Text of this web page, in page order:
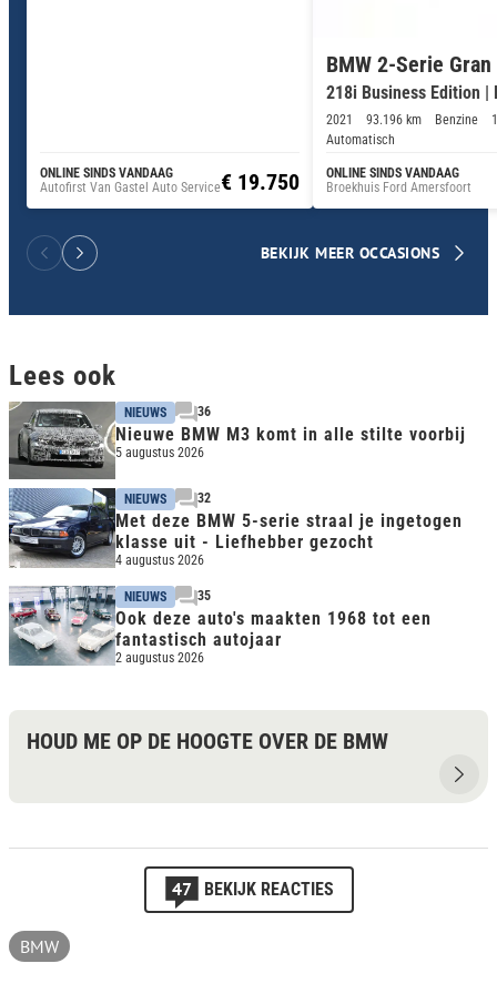
ONLINE SINDS VANDAAG
Autofirst Van Gastel Auto Service€ 19.750
BMW 2-Serie Gran
218i Business Edition
2021 93.196 km Benzine
Automatisch
ONLINE SINDS VANDAAG
Broekhuis Ford Amersfoort
BEKIJK MEER OCCASIONS
Lees ook
NIEUWS 36
Nieuwe BMW M3 komt in alle stilte voorbij
5 augustus 2026
NIEUWS 32
Met deze BMW 5-serie straal je ingetogen
klasse uit - Liefhebber gezocht
4 augustus 2026
NIEUWS 35
Ook deze auto's maakten 1968 tot een
fantastisch autojaar
2 augustus 2026
HOUD ME OP DE HOOGTE OVER DE BMW
47 BEKIJK REACTIES
BMW